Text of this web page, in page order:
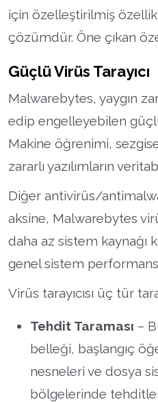
için özelleştirilmiş
çözümdür. Öne çıkan
Güçlü Virüs Tarayıcı
Malwarebytes, yaygın
edip engelleyebilen
Makine öğrenimi,
zararlı yazılımların
Diğer antivirüs/
aksine, Malwarebytes
daha az sistem kaynağı
genel sistem
Virüs tarayıcısı üç tür
Tehdit Taraması –
belleği, başlangıç
nesneleri ve dosya
bölgelerinde